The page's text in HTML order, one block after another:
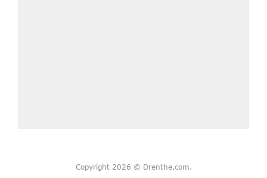
Copyright 2026 © Drenthe.com.